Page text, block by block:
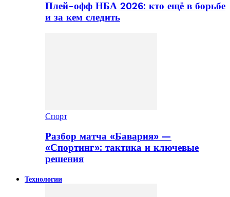
Плей-офф НБА 2026: кто ещё в борьбе
и за кем следить
Спорт
Разбор матча «Бавария» —
«Спортинг»: тактика и ключевые
решения
Технологии